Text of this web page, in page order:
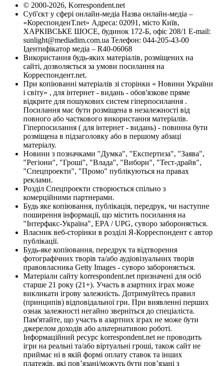
© 2000-2026, Korrespondent.net
Суб'єкт у сфері онлайн-медіа Назва онлайн-медіа –
«КореспонденТ.net» Адреса: 02091, місто Київ,
ХАРКІВСЬКЕ ШОСЕ, будинок 172-Б, офіс 208/1 E-mail:
sunlight@mediadim.com.ua Телефон: 044-205-43-00
Ідентифікатор медіа – R40-06068
Використання будь-яких матеріалів, розміщених на
сайті, дозволяється за умови посилання на
Корреспондент.net.
При копіюванні матеріалів зі сторінки « Новини України
і світу» , для інтернет - видань - обов'язкове пряме
відкрите для пошукових систем гіперпосилання .
Посилання має бути розміщена в незалежності від
повного або часткового використання матеріалів.
Гіперпосилання ( для інтернет - видань) - повинна бути
розміщена в підзаголовку або в першому абзаці
матеріалу.
Новини з позначками "Думка", "Експертиза", "Заява",
"Регіони", "Гроші", "Влада", "Вибори", "Тест-драйв",
"Спецпроекти", "Промо" публікуються на правах
реклами.
Розділ Спецпроекти створюється спільно з
комерційними партнерами.
Будь яке копіювання, публікація, передрук, чи наступне
поширення інформації, що містить посилання на
"Інтерфакс-Україна", EPA / UPG, суворо забороняється.
Власник веб-сторінки в розділі Я-Корреспондент є автор
публікації.
Будь-яке копіювання, передрук та відтворення
фотографічних творів та/або аудіовізуальних творів
правовласника Getty Images - суворо забороняється.
Матеріали сайту korrespondent.net призначені для осіб
старше 21 року (21+). Участь в азартних іграх може
викликати ігрову залежність. Дотримуйтесь правил
(принципів) відповідальної гри. При виявленні перших
ознак залежності негайно зверніться до спеціаліста.
Пам'ятайте, що участь в азартних іграх не може бути
джерелом доходів або альтернативою роботі.
Інформаційний ресурс korrespondent.net не проводить
ігри на реальні та/або віртуальні гроші, також сайт не
приймає ні в якій формі оплату ставок та інших
платежів, які пов’язані/можуть бути пов’язані з